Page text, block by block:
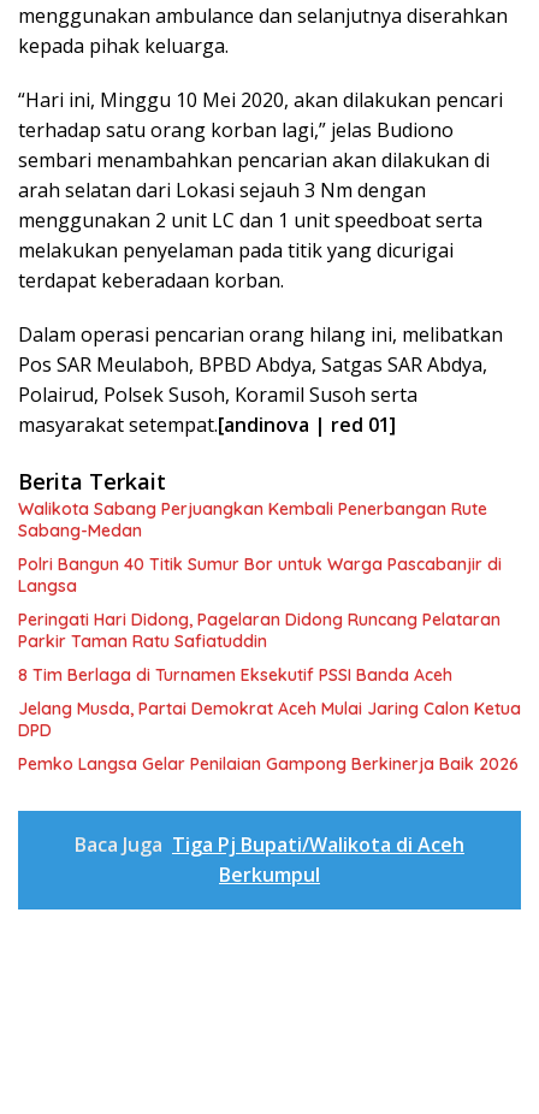
menggunakan ambulance dan selanjutnya diserahkan
kepada pihak keluarga.
“Hari ini, Minggu 10 Mei 2020, akan dilakukan pencari
terhadap satu orang korban lagi,” jelas Budiono
sembari menambahkan pencarian akan dilakukan di
arah selatan dari Lokasi sejauh 3 Nm dengan
menggunakan 2 unit LC dan 1 unit speedboat serta
melakukan penyelaman pada titik yang dicurigai
terdapat keberadaan korban.
Dalam operasi pencarian orang hilang ini, melibatkan
Pos SAR Meulaboh, BPBD Abdya, Satgas SAR Abdya,
Polairud, Polsek Susoh, Koramil Susoh serta
masyarakat setempat.[andinova | red 01]
Berita Terkait
Walikota Sabang Perjuangkan Kembali Penerbangan Rute
Sabang-Medan
Polri Bangun 40 Titik Sumur Bor untuk Warga Pascabanjir di
Langsa
Peringati Hari Didong, Pagelaran Didong Runcang Pelataran
Parkir Taman Ratu Safiatuddin
8 Tim Berlaga di Turnamen Eksekutif PSSI Banda Aceh
Jelang Musda, Partai Demokrat Aceh Mulai Jaring Calon Ketua
DPD
Pemko Langsa Gelar Penilaian Gampong Berkinerja Baik 2026
Baca Juga Tiga Pj Bupati/Walikota di Aceh
Berkumpul